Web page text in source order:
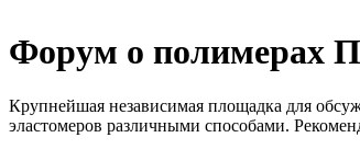
Форум о полимерах
Крупнейшая независимая площадка для
эластомеров различными способами.